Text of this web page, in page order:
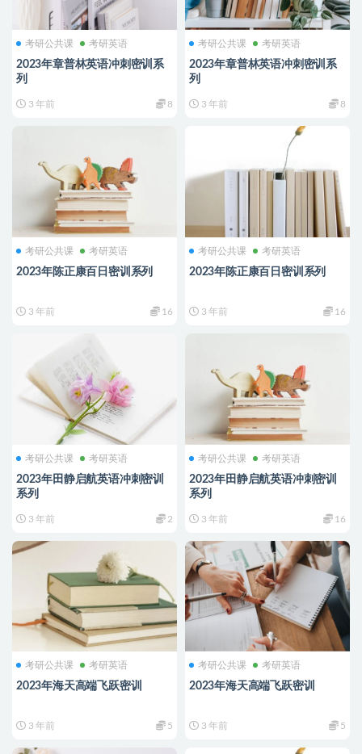
考研公共课 考研英语
2023年章普林英语冲刺密训系
列
3 年前 8
考研公共课 考研英语
2023年章普林英语冲刺密训系
列
3 年前 8
考研公共课 考研英语
2023年陈正康百日密训系列
3 年前 16
考研公共课 考研英语
2023年陈正康百日密训系列
3 年前 16
考研公共课 考研英语
2023年田静启航英语冲刺密训
系列
3 年前 2
考研公共课 考研英语
2023年田静启航英语冲刺密训
系列
3 年前 16
考研公共课 考研英语
2023年海天高端飞跃密训
3 年前 5
考研公共课 考研英语
2023年海天高端飞跃密训
3 年前 5